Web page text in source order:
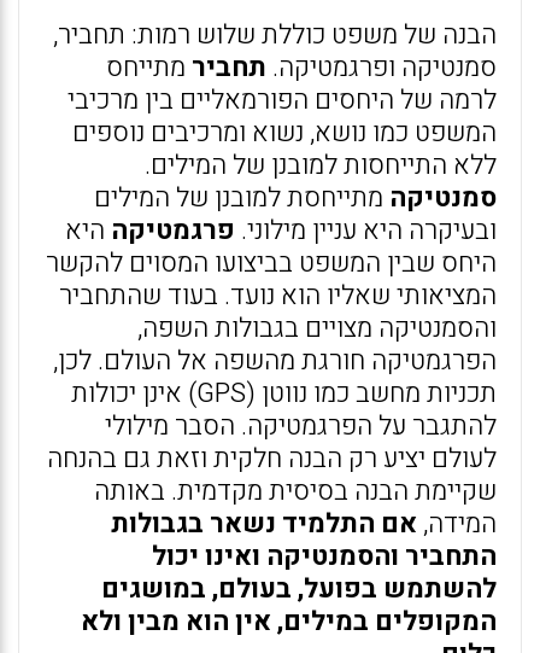
הבנה של משפט כוללת שלוש רמות: תחביר,
סמנטיקה ופרגמטיקה. תחביר מתייחס
לרמה של היחסים הפורמאליים בין מרכיבי
המשפט כמו נושא, נשוא ומרכיבים נוספים
ללא התייחסות למובנן של המילים.
סמנטיקה מתייחסת למובנן של המילים
ובעיקרה היא עניין מילוני. פרגמטיקה היא
היחס שבין המשפט בביצועו המסוים להקשר
המציאותי שאליו הוא נועד. בעוד שהתחביר
והסמנטיקה מצויים בגבולות השפה,
הפרגמטיקה חורגת מהשפה אל העולם. לכן,
תכניות מחשב כמו נווטן (GPS) אינן יכולות
להתגבר על הפרגמטיקה. הסבר מילולי
לעולם יציע רק הבנה חלקית וזאת גם בהנחה
שקיימת הבנה בסיסית מקדמית. באותה
המידה, אם התלמיד נשאר בגבולות
התחביר והסמנטיקה ואינו יכול
להשתמש בפועל, בעולם, במושגים
המקופלים במילים, אין הוא מבין ולא